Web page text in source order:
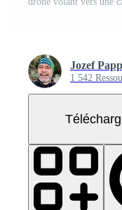
Jozef Papp
1 542